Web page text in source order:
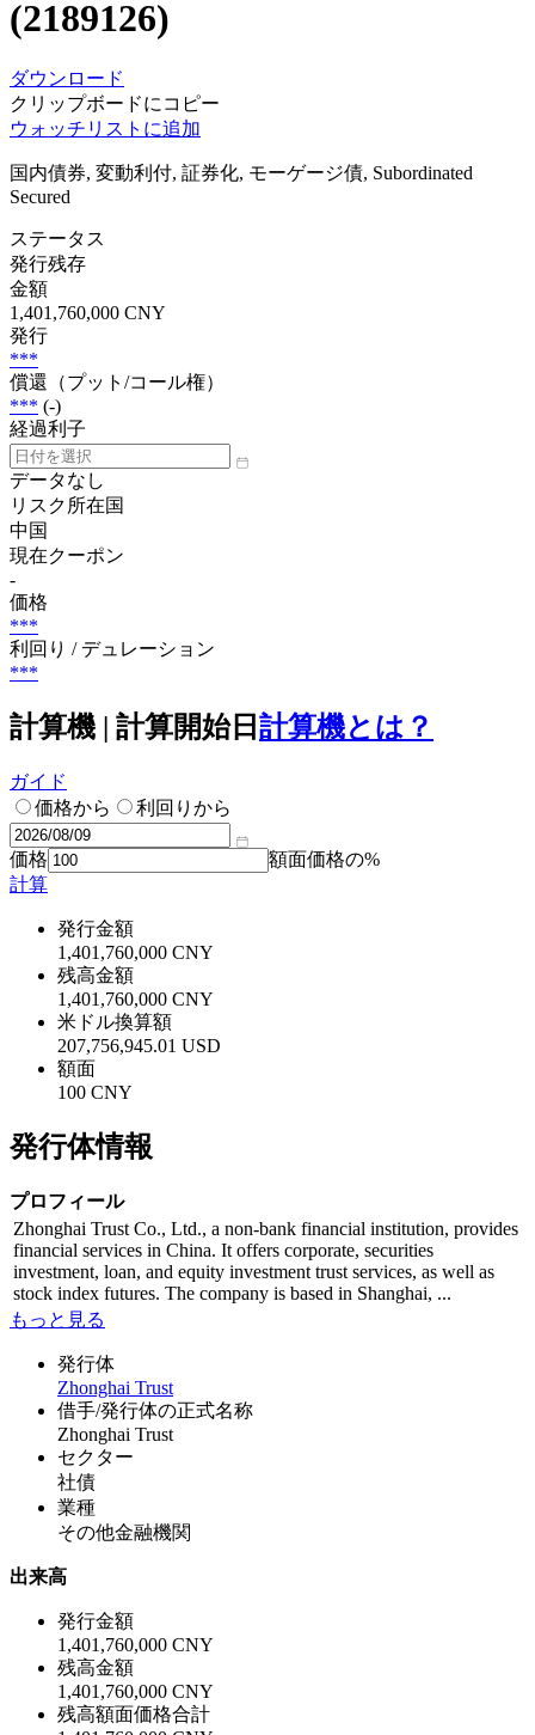
(2189126)
ダウンロード
クリップボードにコピー
ウォッチリストに追加
国内債券, 変動利付, 証券化, モーゲージ債, Subordinated
Secured
ステータス
発行残存
金額
1,401,760,000 CNY
発行
***
償還（プット/コール権）
*** (-)
経過利子
データなし
リスク所在国
中国
現在クーポン
-
価格
***
利回り / デュレーション
***
計算機 | 計算開始日 計算機とは？
ガイド
価格から
利回りから
価格
額面価格の%
計算
発行金額
1,401,760,000 CNY
残高金額
1,401,760,000 CNY
米ドル換算額
207,756,945.01 USD
額面
100 CNY
発行体情報
プロフィール
Zhonghai Trust Co., Ltd., a non-bank financial institution, provides
financial services in China. It offers corporate, securities
investment, loan, and equity investment trust services, as well as
stock index futures. The company is based in Shanghai, ...
もっと見る
発行体
Zhonghai Trust
借手/発行体の正式名称
Zhonghai Trust
セクター
社債
業種
その他金融機関
出来高
発行金額
1,401,760,000 CNY
残高金額
1,401,760,000 CNY
残高額面価格合計